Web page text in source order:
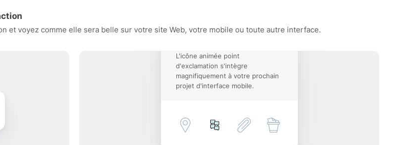
et voyez comme elle sera belle sur votre site Web, votre mobile ou toute autre interface.
L'icône animée point
d'exclamation s'intègre
magnifiquement à votre prochain
projet d'interface mobile.